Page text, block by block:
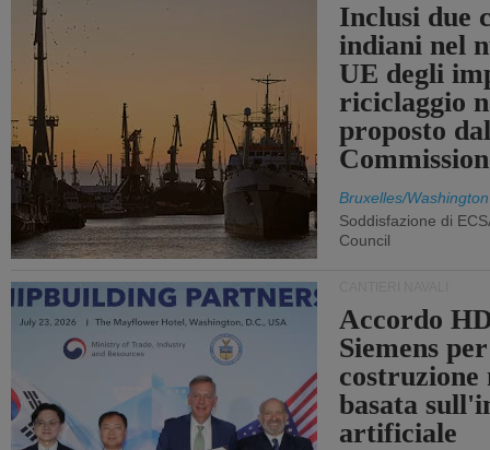
Inclusi due
indiani nel
UE degli
riciclaggio
proposto
Bruxelles/Washington
Soddisfazione di
Council
Accordo
Siemens
costruzione
basata
artificiale